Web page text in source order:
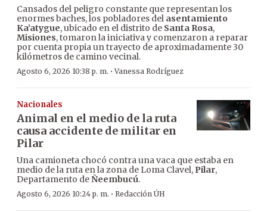
Cansados del peligro constante que representan los
enormes baches, los pobladores del asentamiento
Ka’atygue, ubicado en el distrito de Santa Rosa,
Misiones, tomaron la iniciativa y comenzaron a reparar
por cuenta propia un trayecto de aproximadamente 30
kilómetros de camino vecinal.
Agosto 6, 2026 10:38 p. m. ·Vanessa Rodríguez
Nacionales
Animal en el medio de la ruta
causa accidente de militar en
Pilar
Una camioneta chocó contra una vaca que estaba en
medio de la ruta en la zona de Loma Clavel, Pilar,
Departamento deÑeembucú.
Agosto 6, 2026 10:24 p. m. · Redacción ÚH